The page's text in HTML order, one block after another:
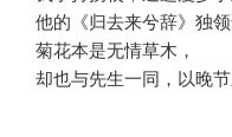
他的《归去来兮辞》独领
菊花本是无情草木，
却也与先生一同，以晚节